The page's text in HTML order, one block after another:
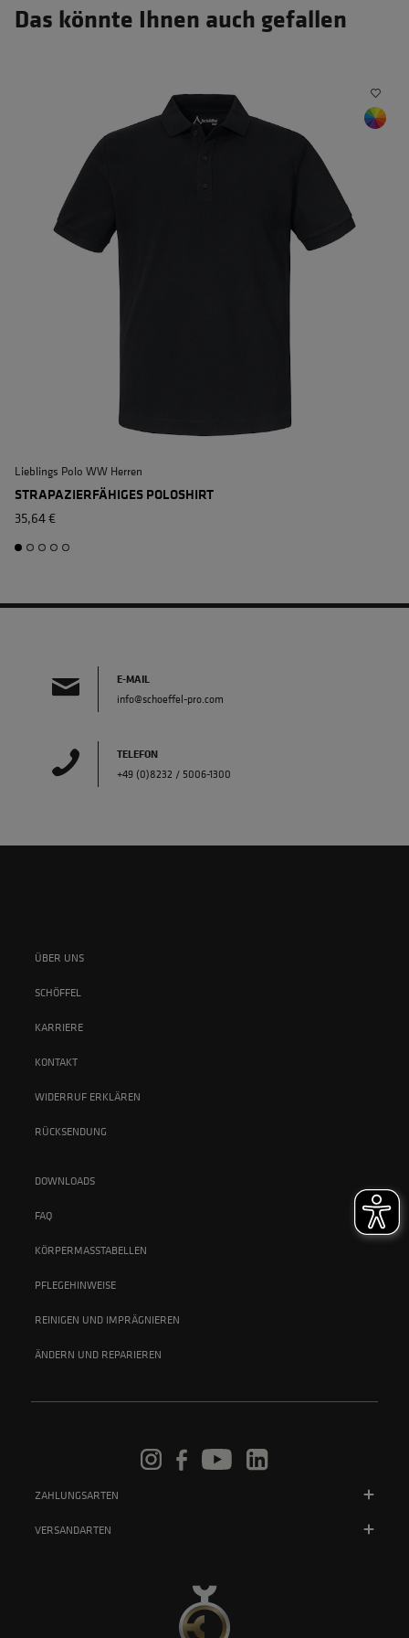
Das könnte Ihnen auch gefallen
Lieblings Polo WW Herren
STRAPAZIERFÄHIGES POLOSHIRT
35,64 €
E-MAIL
info@schoeffel-pro.com
TELEFON
+49 (0)8232 / 5006-1300
ÜBER UNS
SCHÖFFEL
KARRIERE
KONTAKT
WIDERRUF ERKLÄREN
RÜCKSENDUNG
DOWNLOADS
FAQ
KÖRPERMASSTABELLEN
PFLEGEHINWEISE
REINIGEN UND IMPRÄGNIEREN
ÄNDERN UND REPARIEREN
ZAHLUNGSARTEN
VERSANDARTEN